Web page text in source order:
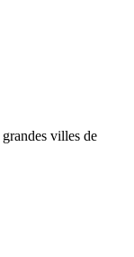
villes de